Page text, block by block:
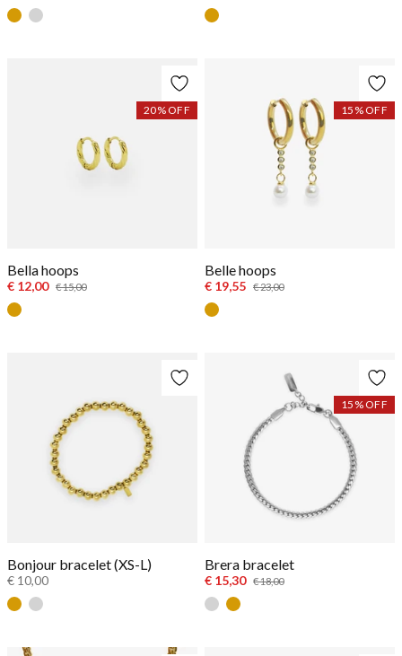
Bella hoops
€ 12,00 € 15,00
20% OFF
Belle hoops
€ 19,55 € 23,00
15 % OFF
Bonjour bracelet (XS-L)
€ 10,00
Brera bracelet
€ 15,30 € 18,00
15 % OFF